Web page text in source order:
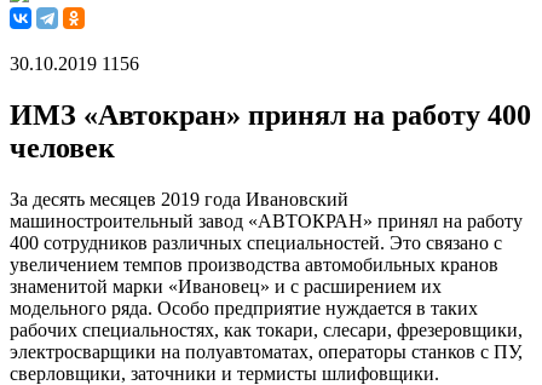
30.10.2019 1156
ИМЗ «Автокран» принял на работу 400
человек
За десять месяцев 2019 года Ивановский
машиностроительный завод «АВТОКРАН» принял на работу
400 сотрудников различных специальностей. Это связано с
увеличением темпов производства автомобильных кранов
знаменитой марки «Ивановец» и с расширением их
модельного ряда. Особо предприятие нуждается в таких
рабочих специальностях, как токари, слесари, фрезеровщики,
электросварщики на полуавтоматах, операторы станков с ПУ,
сверловщики, заточники и термисты шлифовщики.